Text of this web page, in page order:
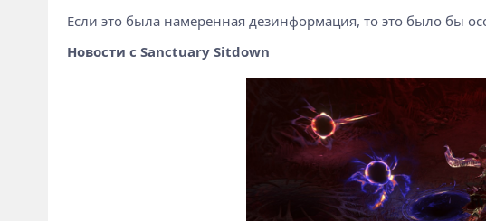
Если это была намеренная дезинформация, то это было бы
Новости с Sanctuary Sitdown